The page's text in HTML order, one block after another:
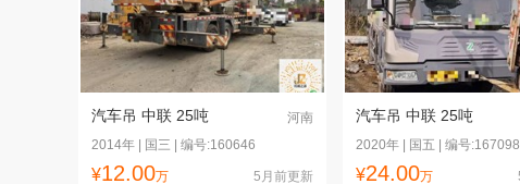
汽车吊 中联 25吨
河南
2014年 | 国三 | 编号:160646
¥12.00万 5月前更新
汽车吊 中联 25吨
2020年 | 国五 | 编号:167098
¥24.00万